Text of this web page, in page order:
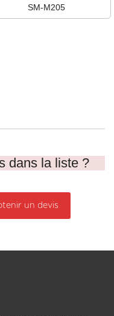
SM-M205
dans la liste ?
un devis